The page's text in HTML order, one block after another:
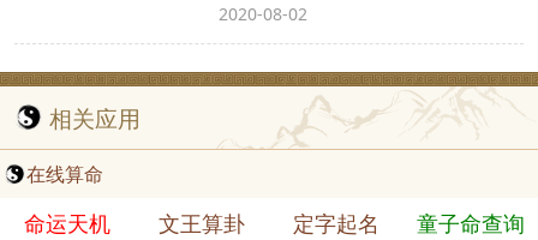
2020-08-02
相关应用
在线算命
命运天机 文王算卦 定字起名
童子命查询